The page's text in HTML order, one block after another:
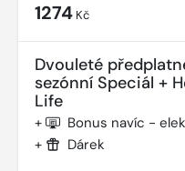
1274 Kč
Dvouleté
sezónní Speciál +
Life
+ Bonus navíc -
+ Dárek